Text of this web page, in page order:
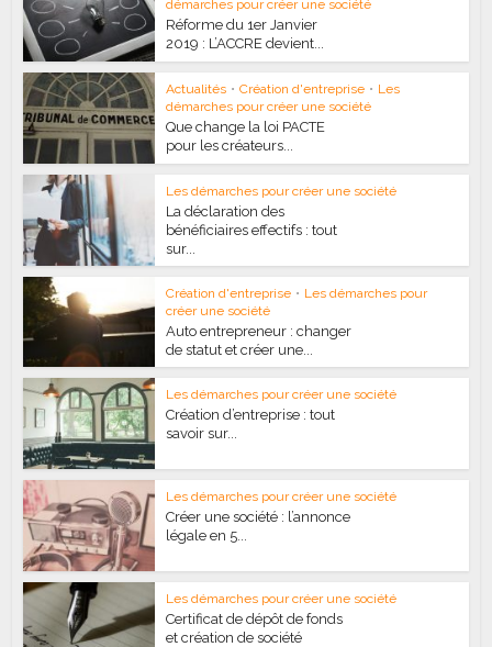
démarches pour créer une société
Réforme du 1er Janvier
2019 : L’ACCRE devient...
Actualités • Création d'entreprise • Les
démarches pour créer une société
Que change la loi PACTE
pour les créateurs...
Les démarches pour créer une société
La déclaration des
bénéficiaires effectifs : tout
sur...
Création d'entreprise • Les démarches pour
créer une société
Auto entrepreneur : changer
de statut et créer une...
Les démarches pour créer une société
Création d’entreprise : tout
savoir sur...
Les démarches pour créer une société
Créer une société : l’annonce
légale en 5...
Les démarches pour créer une société
Certificat de dépôt de fonds
et création de société